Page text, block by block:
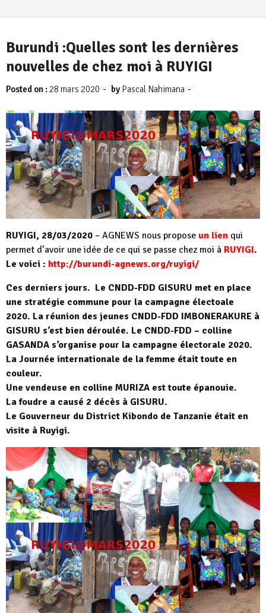
Burundi :Quelles sont les dernières
nouvelles de chez moi à RUYIGI
Posted on : 28 mars 2020 - by Pascal Nahimana -
RUYIGI, 28/03/2020 – AGNEWS nous propose un lien qui
permet d’avoir une idée de ce qui se passe chez moi à RUYIGI.
Le voici : http://burundi-agnews.org/ruyigi/
Ces derniers jours. Le CNDD-FDD GISURU met en place
une stratégie commune pour la campagne électoale
2020. La réunion des jeunes CNDD-FDD IMBONERAKURE à
GISURU s’est bien déroulée. Le CNDD-FDD – colline
GASANDA s’organise pour la campagne électorale 2020.
La Journée internationale de la femme était toute en
couleur.
Une vendeuse en colline MURIZA est toute épanouie.
La foudre a causé 2 décès à GISURU.
Le Gouverneur du District Kibondo de Tanzanie était en
visite à Ruyigi.